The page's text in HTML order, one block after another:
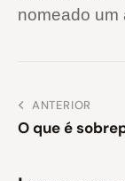
nomeado um
ANTERIOR
O que é